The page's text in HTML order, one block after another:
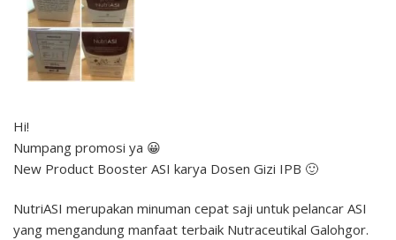
Hi!
Numpang promosi ya 😀
New Product Booster ASI karya Dosen Gizi IPB 🙂
NutriASI merupakan minuman cepat saji untuk pelancar ASI
yang mengandung manfaat terbaik Nutraceutikal Galohgor.